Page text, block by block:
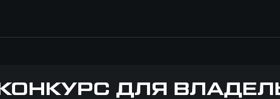
КОНКУРС ДЛЯ